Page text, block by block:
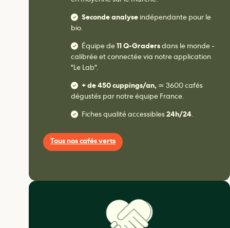
Seconde analyse indépendante pour le
bio.
Équipe de 11 Q-Graders dans le monde -
calibrée et connectée via notre application
"Le Lab".
+ de 450 cuppings/an, ≃ 3600 cafés
dégustés par notre équipe France.
Fiches qualité accessibles 24h/24.
Tous nos cafés verts